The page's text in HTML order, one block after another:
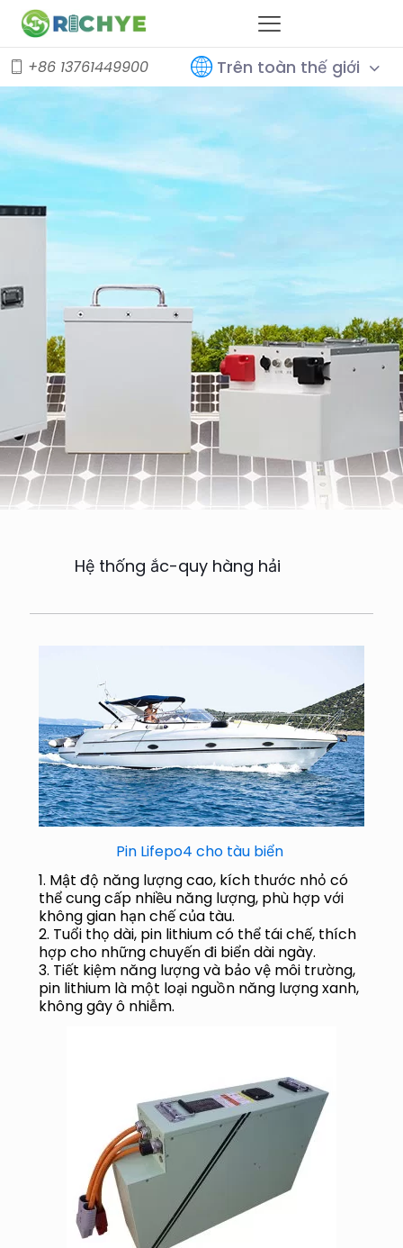
+86 13761449900 Trên toàn thế giới
Hệ thống ắc-quy hàng hải
Pin Lifepo4 cho tàu biển
1. Mật độ năng lượng cao, kích thước nhỏ có
thể cung cấp nhiều năng lượng, phù hợp với
không gian hạn chế của tàu.
2. Tuổi thọ dài, pin lithium có thể tái chế, thích
hợp cho những chuyến đi biển dài ngày.
3. Tiết kiệm năng lượng và bảo vệ môi trường,
pin lithium là một loại nguồn năng lượng xanh,
không gây ô nhiễm.